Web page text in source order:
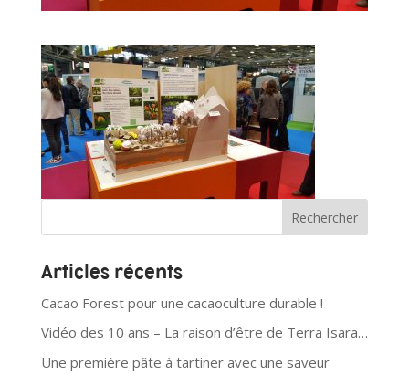
Articles récents
Cacao Forest pour une cacaoculture durable !
Vidéo des 10 ans – La raison d’être de Terra Isara…
Une première pâte à tartiner avec une saveur